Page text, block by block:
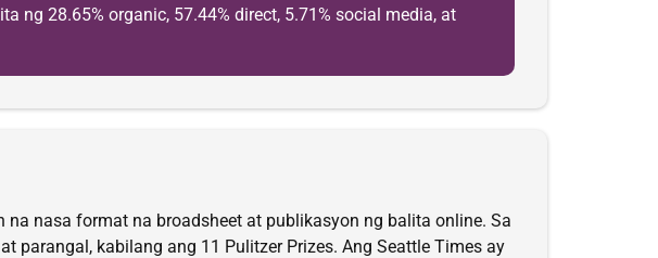
ng 28.65% organic, 57.44% direct, 5.71% social media, at
nasa format na broadsheet at publikasyon ng balita online. Sa
parangal, kabilang ang 11 Pulitzer Prizes. Ang Seattle Times ay